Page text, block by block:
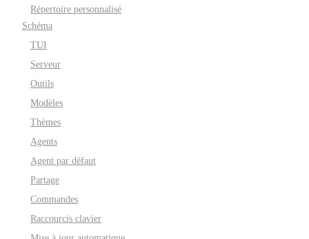
Répertoire personnalisé
Schéma
TUI
Serveur
Outils
Modèles
Thèmes
Agents
Agent par défaut
Partage
Commandes
Raccourcis clavier